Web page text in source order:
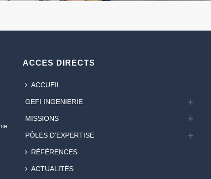
ACCES DIRECTS
ACCUEIL
GEFI INGENIERIE
MISSIONS
PÔLES D’EXPERTISE
RÉFÉRENCES
ACTUALITÉS